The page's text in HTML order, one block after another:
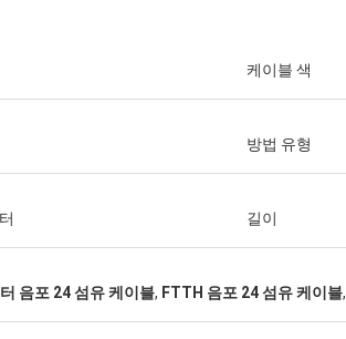
25m, 30m에 있는 100G QSFP28
케이블 색
방법 유형
길이
음포 24 섬유 케이블, FTTH 음포 24 섬유 케이블,